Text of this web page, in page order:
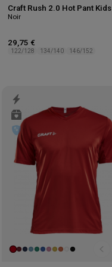
Craft Rush 2.0 Hot Pant Kids
Noir
29,75 €
122/128 134/140 146/152